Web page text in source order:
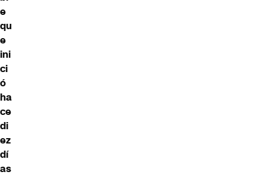
e
qu
e
ini
ci
ó
ha
ce
di
ez
dí
as